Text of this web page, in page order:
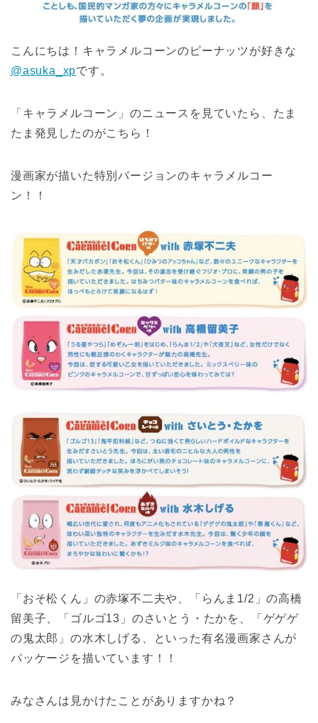
こんにちは！キャラメルコーンのピーナッツが好きな
@asuka_xpです。
「キャラメルコーン」のニュースを見ていたら、たま
たま発見したのがこちら！
漫画家が描いた特別バージョンのキャラメルコー
ン！！
「おそ松くん」の赤塚不二夫や、「らんま1/2」の高橋
留美子、「ゴルゴ13」のさいとう・たかを、「ゲゲゲ
の鬼太郎」の水木しげる、といった有名漫画家さんが
パッケージを描いています！！
みなさんは見かけたことがありますかね？